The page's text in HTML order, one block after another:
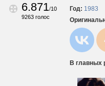
6.871/10
9263 голос
Год: 1983
В главных